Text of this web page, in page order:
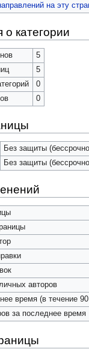
на эту
категории
5
5
0
0
Без защиты
Без защиты
авторов
время (в течение
за последнее время